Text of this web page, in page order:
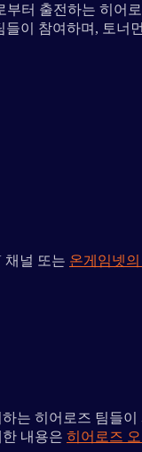
터 출전하는 히어
들이 참여하며, 토너
채널 또는 온게임넷
는 히어로즈 팀들
내용은 히어로즈